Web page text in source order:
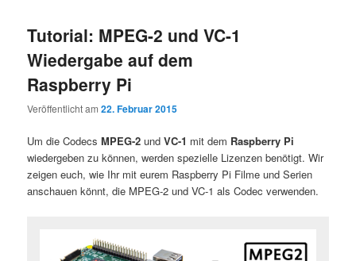
Tutorial: MPEG-2 und VC-1
Wiedergabe auf dem
Raspberry Pi
Veröffentlicht am22. Februar 2015
Um die CodecsMPEG-2 undVC-1 mit dem Raspberry Pi
wiedergeben zu können, werden spezielle Lizenzen benötigt. Wir
zeigen euch, wie Ihr mit eurem Raspberry Pi Filme und Serien
anschauen könnt, die MPEG-2 und VC-1 als Codec verwenden.